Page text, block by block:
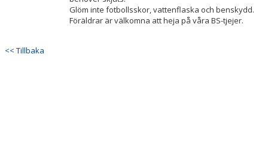
Glöm inte fotbollsskor, vattenflaska och benskydd.
Föräldrar är välkomna att heja på våra BS-tjejer.
<< Tillbaka